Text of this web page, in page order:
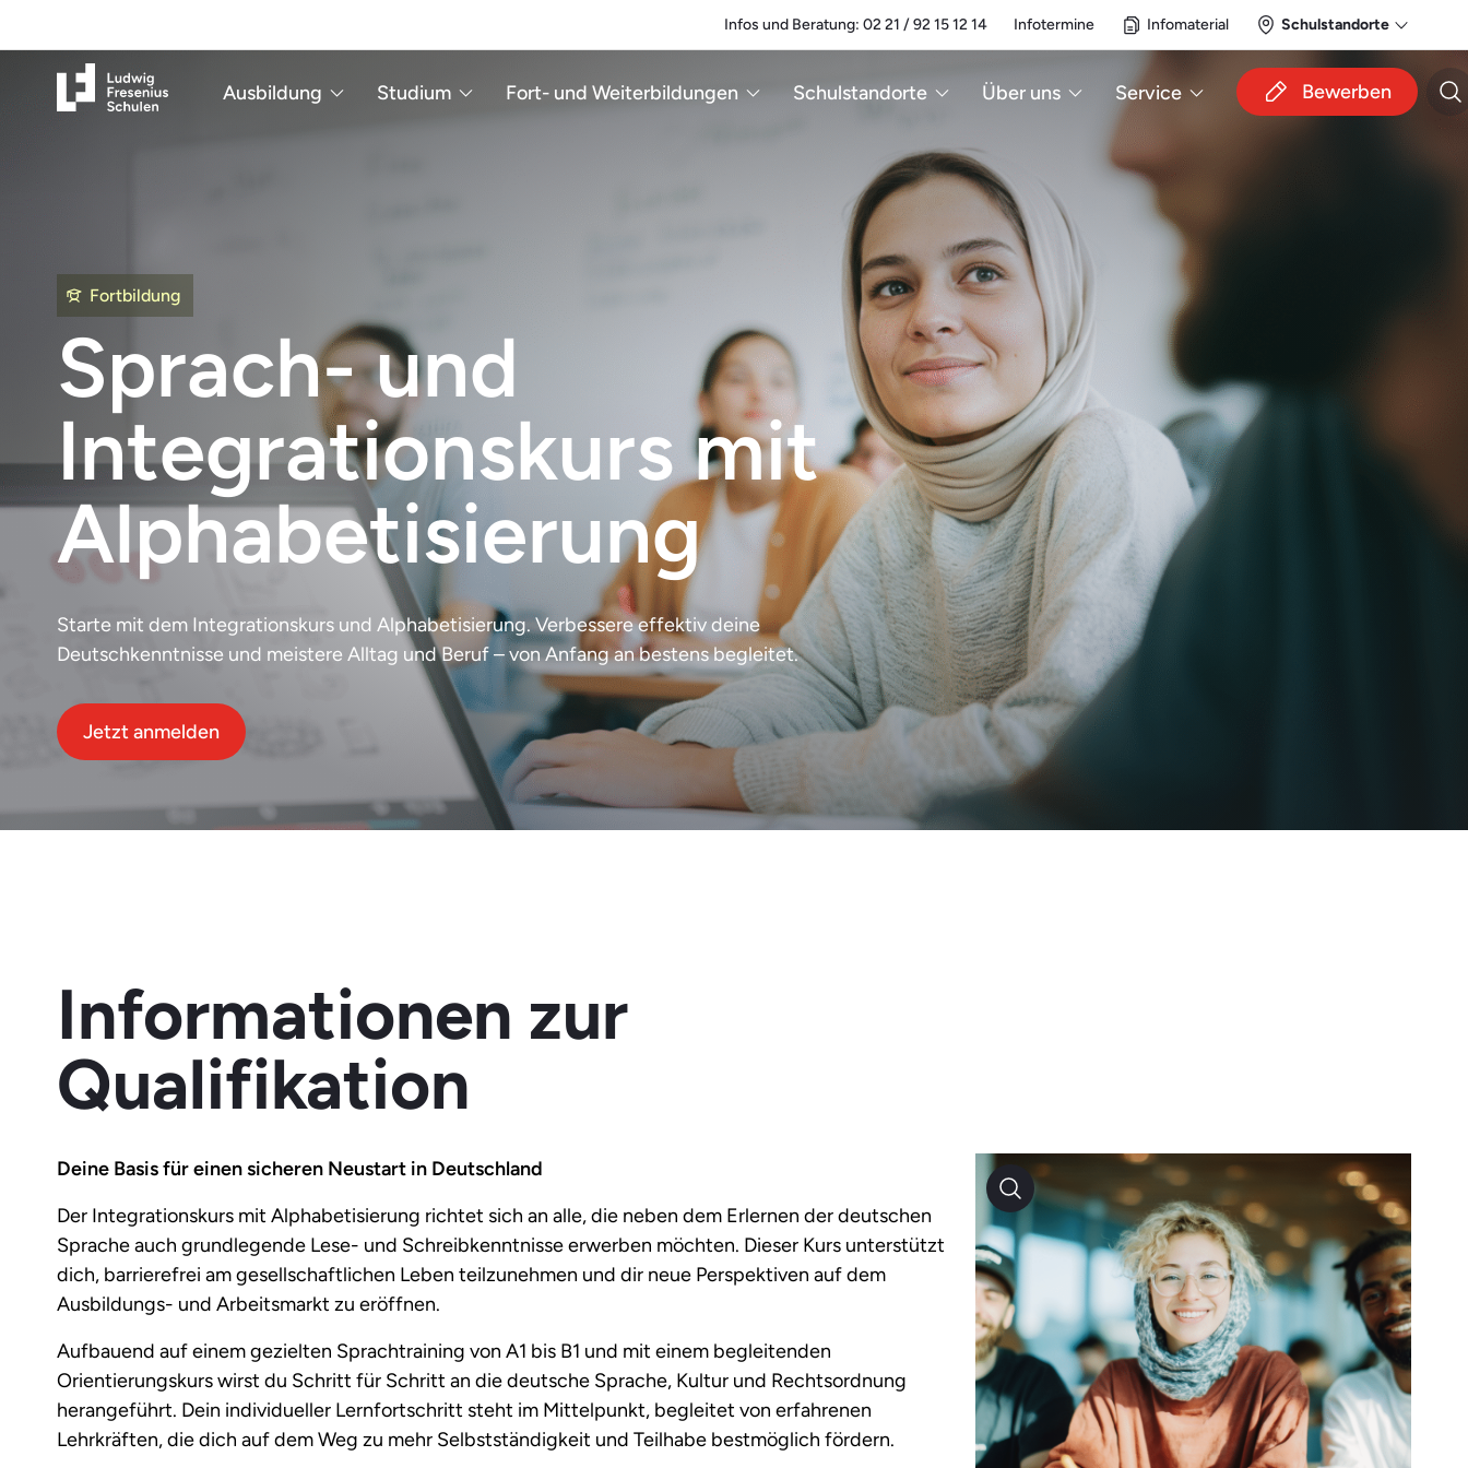
Infos und Beratung: 02 21 / 92 15 12 14 Infotermine Infomaterial Schulstandorte
Ausbildung Studium Fort- und Weiterbildungen Schulstandorte Über uns Service Bewerben
Fortbildung
Sprach- und
Integrationskurs mit
Alphabetisierung
Starte mit dem Integrationskurs und Alphabetisierung. Verbessere effektiv deine
Deutschkenntnisse und meistere Alltag und Beruf – von Anfang an bestens begleitet.
Jetzt anmelden
Informationen zur
Qualifikation
Deine Basis für einen sicheren Neustart in Deutschland
Der Integrationskurs mit Alphabetisierung richtet sich an alle, die neben dem Erlernen der deutschen
Sprache auch grundlegende Lese- und Schreibkenntnisse erwerben möchten. Dieser Kurs unterstützt
dich, barrierefrei am gesellschaftlichen Leben teilzunehmen und dir neue Perspektiven auf dem
Ausbildungs- und Arbeitsmarkt zu eröffnen.
Aufbauend auf einem gezielten Sprachtraining von A1 bis B1 und mit einem begleitenden
Orientierungskurs wirst du Schritt für Schritt an die deutsche Sprache, Kultur und Rechtsordnung
herangeführt. Dein individueller Lernfortschritt steht im Mittelpunkt, begleitet von erfahrenen
Lehrkräften, die dich auf dem Weg zu mehr Selbstständigkeit und Teilhabe bestmöglich fördern.